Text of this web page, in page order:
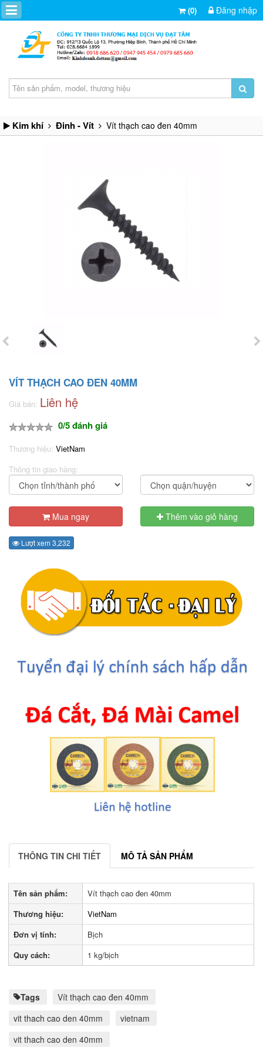
(0) Đăng nhập
Kim khí Đinh - Vít Vít thạch cao đen 40mm
VÍT THẠCH CAO ĐEN 40MM
Giá bán: Liên hệ
0/5 đánh giá
Thương hiệu: VietNam
Thông tin giao hàng:
Mua ngay Thêm vào giỏ hàng
Lượt xem 3,232
THÔNG TIN CHI TIẾT MÔ TẢ SẢN PHẨM
Tên sản phẩm:
Vít thạch cao đen 40mm
Thương hiệu:
VietNam
Đơn vị tính:
Bịch
Quy cách:
1 kg/bịch
Tags
Vít thạch cao đen 40mm
vit thach cao den 40mm
vietnam
vit thach cao den 40mm